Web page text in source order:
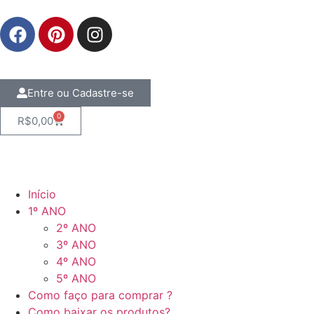
Entre ou Cadastre-se
R$0,00 0
Início
1º ANO
2º ANO
3º ANO
4º ANO
5º ANO
Como faço para comprar ?